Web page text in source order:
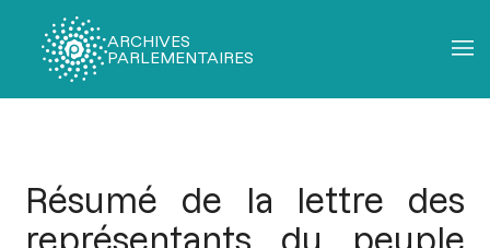
ARCHIVES
PARLEMENTAIRES
Résumé de la lettre des
représentants du peuple